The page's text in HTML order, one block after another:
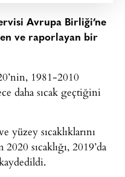
Avrupa Birliği’ne
ve raporlayan bir
1981-2010
daha sıcak geçtiğini
sıcaklıklarını
sıcaklığı, 2019’da